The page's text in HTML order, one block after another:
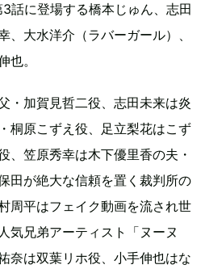
話に登場する橋本じゅん、志田
、大水洋介（ラバーガール）、
也。
・加賀見哲二役、志田未来は炎
桐原こずえ役、足立梨花はこず
、笠原秀幸は木下優里香の夫・
田が絶大な信頼を置く裁判所の
周平はフェイク動画を流され世
気兄弟アーティスト「ヌーヌ
奈は双葉リホ役、小手伸也はな